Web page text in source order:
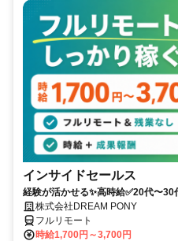
インサイドセールス
経験が活かせる✨高時給✅20代〜30
株式会社DREAM PONY
フルリモート
時給1,700円～3,700円